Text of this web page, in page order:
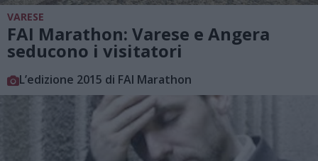
VARESE
FAI Marathon: Varese e Angera
seducono i visitatori
L’edizione 2015 di FAI Marathon